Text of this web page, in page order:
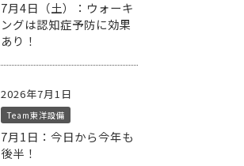
7月4日（土）：ウォーキ
ングは認知症予防に効果
あり！
2026年7月1日
Team東洋設備
7月1日：今日から今年も
後半！